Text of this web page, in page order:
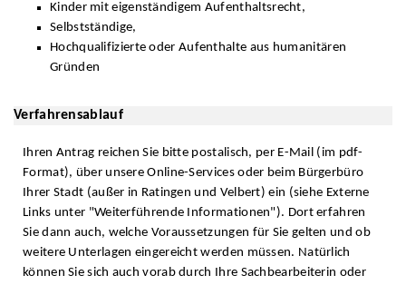
Kinder mit eigenständigem Aufenthaltsrecht,
Selbstständige,
Hochqualifizierte oder Aufenthalte aus humanitären
Gründen
Verfahrensablauf
Ihren Antrag reichen Sie bitte postalisch, per E-Mail (im pdf-
Format), über unsere Online-Services oder beim Bürgerbüro
Ihrer Stadt (außer in Ratingen und Velbert) ein (siehe Externe
Links unter "Weiterführende Informationen"). Dort erfahren
Sie dann auch, welche Voraussetzungen für Sie gelten und ob
weitere Unterlagen eingereicht werden müssen. Natürlich
können Sie sich auch vorab durch Ihre Sachbearbeiterin oder